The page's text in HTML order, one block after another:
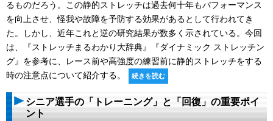
るものだろう。この静的ストレッチは過去何十年もパフォーマンス
を向上させ、怪我や故障を予防する効果があるとして行われてき
た。しかし、近年これと逆の研究結果が数多く示されている。今回
は、『ストレッチまるわかり大辞典』『ダイナミック ストレッチン
グ』を参考に、レース前や高強度の練習前に静的ストレッチをする
時の注意点について紹介する。
続きを読む
シニア選手の「トレーニング」と「回復」の重要ポイ
ント